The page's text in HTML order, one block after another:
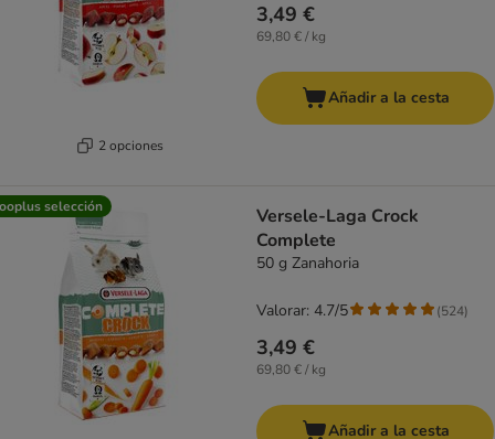
2 opciones
3,49 €
69,80 € / kg
Añadir a la cesta
selección
Versele-Laga Crock
Complete
50 g Zanahoria
3,49 €
69,80 € / kg
Valorar: 4.7/5 (524)
Añadir a la cesta